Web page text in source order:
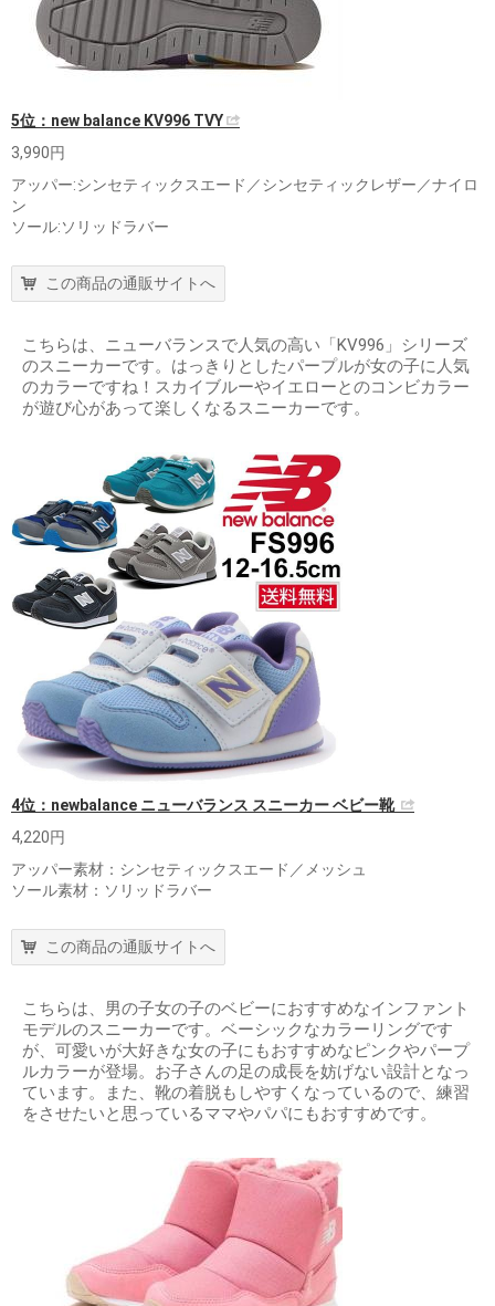
5位：new balance KV996 TVY
3,990円
アッパー:シンセティックスエード／シンセティックレザー／ナイロ
ン
ソール:ソリッドラバー
この商品の通販サイトへ
こちらは、ニューバランスで人気の高い「KV996」シリーズ
のスニーカーです。はっきりとしたパープルが女の子に人気
のカラーですね！スカイブルーやイエローとのコンビカラー
が遊び心があって楽しくなるスニーカーです。
4位：newbalance ニューバランス スニーカー ベビー靴
4,220円
アッパー素材：シンセティックスエード／メッシュ
ソール素材：ソリッドラバー
この商品の通販サイトへ
こちらは、男の子女の子のベビーにおすすめなインファント
モデルのスニーカーです。ベーシックなカラーリングです
が、可愛いが大好きな女の子にもおすすめなピンクやパープ
ルカラーが登場。お子さんの足の成長を妨げない設計となっ
ています。また、靴の着脱もしやすくなっているので、練習
をさせたいと思っているママやパパにもおすすめです。